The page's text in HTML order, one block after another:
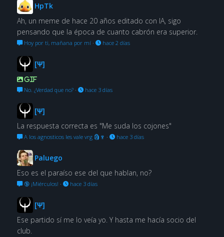
HpTk
Ah, un meme de hace 20 años editado con IA, sigo
pensando que la época de cuanto cabrón era superior.
Hoy por ti, mañana por mí· hace 2 días
[Ψ]
GIF
No. ¿Verdad que no?· hace 3 días
[Ψ]
La respuesta correcta es "Me suda los cojones"
A los agnosticos les vale vrg 🗿🍷 · hace 3 días
Paluego
Eso es el paraíso ese del que hablan, no?
🔞 ¡Miérculos! · hace 3 días
[Ψ]
Ese partido sí me lo veía yo. Y hasta me hacía socio del
club.